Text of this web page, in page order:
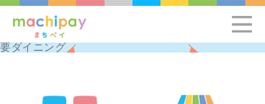
要ダイニング